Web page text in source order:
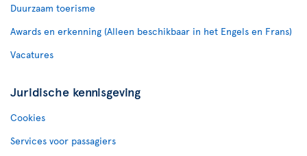
Duurzaam toerisme
Awards en erkenning (Alleen beschikbaar in het Engels en Frans)
Vacatures
Juridische kennisgeving
Cookies
Services voor passagiers